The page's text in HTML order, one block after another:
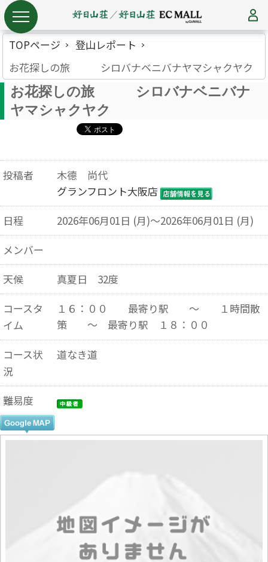
TOPページ
登山レポート
お花探しの旅 シロバナベニバナヤマシャクヤク
お花探しの旅 シロバナベニバナ
ヤマシャクヤク
投稿者
木德 尚代
グランフロント大阪店
日程
2026年06月01日 (月)～2026年06月01日 (月)
メンバー
天候
真夏日 32度
コースタ
イム
１６：００ 最寄り駅 ～ １時間散
策 ～ 最寄り駅 １８：００
コース状
況
道なき道
難易度